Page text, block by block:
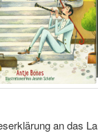
an das